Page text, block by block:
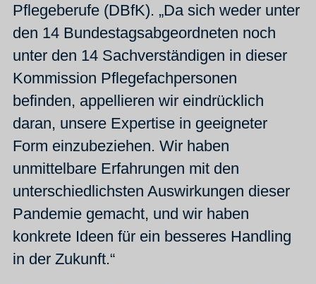
Pflegeberufe (DBfK). „Da sich weder unter
den 14 Bundestagsabgeordneten noch
unter den 14 Sachverständigen in dieser
Kommission Pflegefachpersonen
befinden, appellieren wir eindrücklich
daran, unsere Expertise in geeigneter
Form einzubeziehen. Wir haben
unmittelbare Erfahrungen mit den
unterschiedlichsten Auswirkungen dieser
Pandemie gemacht, und wir haben
konkrete Ideen für ein besseres Handling
in der Zukunft.“